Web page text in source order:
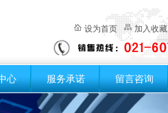
设为首页 加入收藏
心 服务承诺 留言咨询